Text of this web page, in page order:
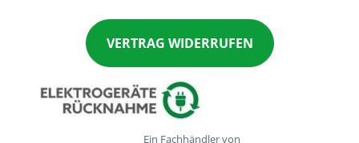
VERTRAG WIDERRUFEN
Ein Fachhändler von